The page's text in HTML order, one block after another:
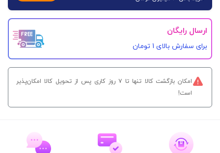
ارسال رایگان
برای سفارش‌ بالای 1 تومان
امکان بازگشت کالا تنها تا ۷ روز کاری پس از تحویل کالا امکان‌پذیر
است!